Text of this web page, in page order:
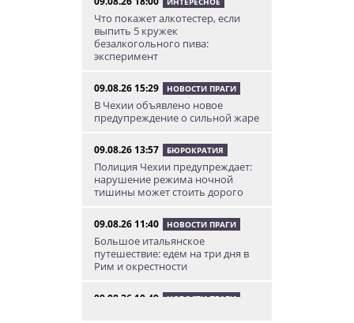
Что покажет алкотестер, если
выпить 5 кружек
безалкогольного пива:
эксперимент
09.08.26 15:29 НОВОСТИ ПРАГИ
В Чехии объявлено новое
предупреждение о сильной жаре
09.08.26 13:57 БЮРОКРАТИЯ
Полиция Чехии предупреждает:
нарушение режима ночной
тишины может стоить дорого
09.08.26 11:40 НОВОСТИ ПРАГИ
Большое итальянское
путешествие: едем на три дня в
Рим и окрестности
09.08.26 10:49 НОВОСТИ ПРАГИ